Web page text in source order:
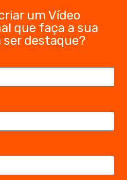
um Vídeo
que faça a sua
ser destaque?